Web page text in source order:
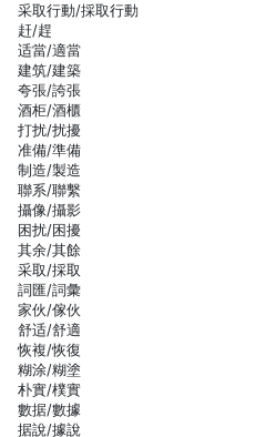
采取行動/採取行動
赶/趕
适當/適當
建筑/建築
夸張/誇張
酒柜/酒櫃
打扰/扰擾
准備/準備
制造/製造
聯系/聯繫
攝像/攝影
困扰/困擾
其余/其餘
采取/採取
詞匯/詞彙
家伙/傢伙
舒适/舒適
恢複/恢復
糊涂/糊塗
朴實/樸實
數据/數據
据說/據說